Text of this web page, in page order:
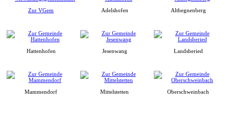
Zur VGem Adelshofen Althegnenberg
Hattenhofen Jesenwang Landsberied
Mammendorf Mittelstetten Oberschweinbach